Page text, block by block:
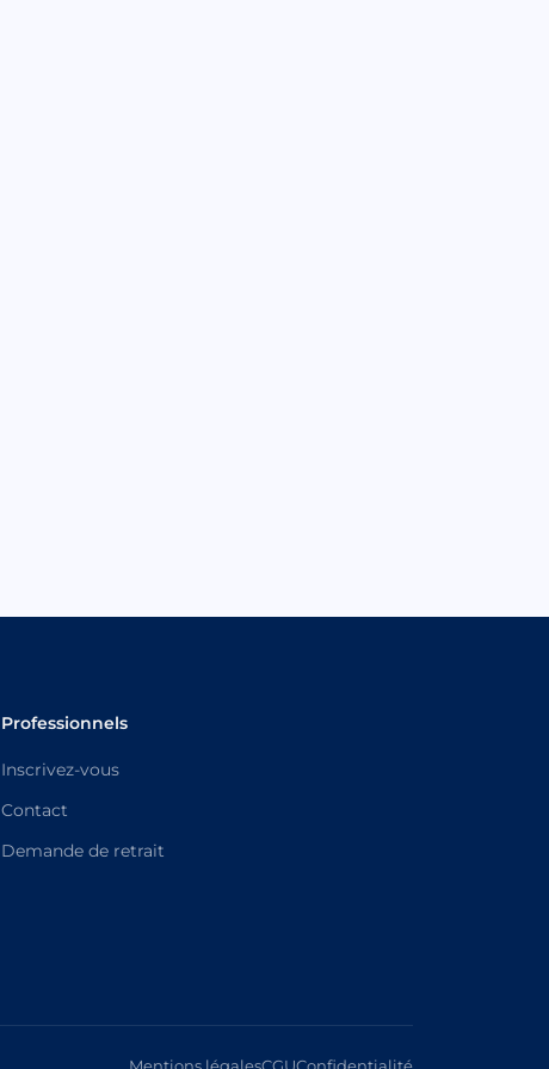
Professionnels
Inscrivez-vous
Contact
Demande de retrait
Mentions légalesCGUConfidentialité